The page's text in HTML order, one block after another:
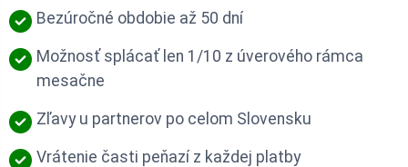
Bezúročné obdobie až 50 dní
Možnosť splácať len 1/10 z úverového rámca
mesačne
Zľavy u partnerov po celom Slovensku
Vrátenie časti peňazí z každej platby